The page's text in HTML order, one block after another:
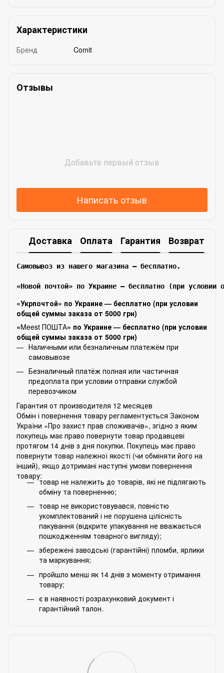
Характеристики
Бренд Comit
Отзывы
Добавьте первый отзыв
Написать отзыв
Доставка Оплата Гарантия Возврат
Самовывоз из нашего магазина – бесплатно.
«Новой почтой» по Украине — бесплатно (при условии
«Укрпочтой» по Украине — бесплатно (при условии
общей суммы заказа от 5000 грн)
«Meest ПОШТА» по Украине — бесплатно (при условии
общей суммы заказа от 5000 грн)
Наличными или безналичным платежём при
самовывозе
Безналичный платёж полная или частичная
предоплата при условии отправки службой
перевозчиком
Гарантия от производителя 12 месяцев
Обмін і повернення товару регламентується Законом
України «Про захист прав споживачів», згідно з яким
покупець має право повернути товар продавцеві
протягом 14 днів з дня покупки. Покупець має право
повернути товар належної якості (чи обміняти його на
інший), якщо дотримані наступні умови повернення
товару:
товар не належить до товарів, які не підлягають
обміну та поверненню;
товар не використовувався, повністю
укомплектований і не порушена цілісність
пакування (відкрите упакування не вважається
пошкодженням товарного вигляду);
збережені заводські (гарантійні) пломби, ярлики
та маркування;
пройшло менш як 14 днів з моменту отримання
товару;
є в наявності розрахунковий документ і
гарантійний талон.